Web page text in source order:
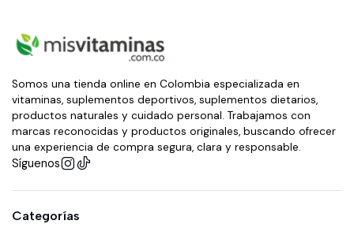
Somos una tienda online en Colombia especializada en
vitaminas, suplementos deportivos, suplementos dietarios,
productos naturales y cuidado personal. Trabajamos con
marcas reconocidas y productos originales, buscando ofrecer
una experiencia de compra segura, clara y responsable.
Síguenos
Categorías